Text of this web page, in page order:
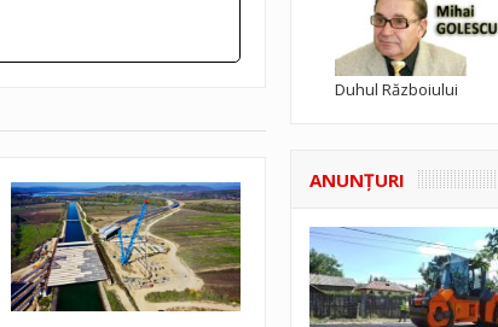
Duhul Războiului
ANUNŢURI